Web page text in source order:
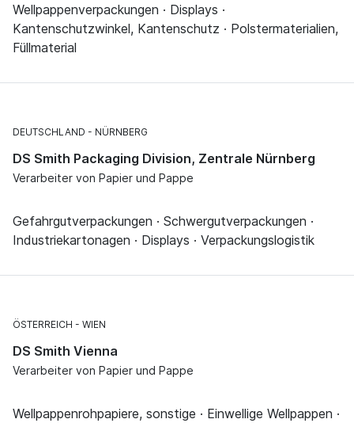
Wellpappenverpackungen · Displays ·
Kantenschutzwinkel, Kantenschutz · Polstermaterialien,
Füllmaterial
DEUTSCHLAND NÜRNBERG
DS Smith Packaging Division, Zentrale Nürnberg
Verarbeiter von Papier und Pappe
Gefahrgutverpackungen · Schwergutverpackungen ·
Industriekartonagen · Displays · Verpackungslogistik
ÖSTERREICH WIEN
DS Smith Vienna
Verarbeiter von Papier und Pappe
Wellpappenrohpapiere, sonstige · Einwellige Wellpappen ·